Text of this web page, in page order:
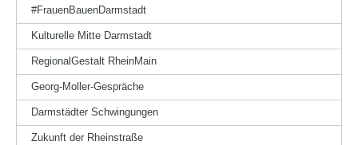
#FrauenBauenDarmstadt
Kulturelle Mitte Darmstadt
RegionalGestalt RheinMain
Georg-Moller-Gespräche
Darmstädter Schwingungen
Zukunft der Rheinstraße